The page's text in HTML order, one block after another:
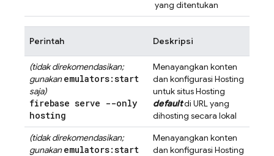
yang ditentukan
Perintah Deskripsi
(tidak direkomendasikan;
gunakanemulators:start
saja)
firebase serve --only
hosting
Menayangkan konten
dan konfigurasi Hosting
untuk situsHosting
defaultdi URL yang
dihosting secara lokal
(tidak direkomendasikan;
gunakanemulators:start
Menayangkan konten
dan konfigurasi Hosting